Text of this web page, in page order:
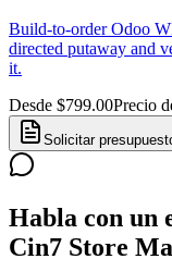
Build-to-order Odoo
directed putaway and
it.
Desde $799.00Precio
Solicitar
Habla con un
Cin7 Store